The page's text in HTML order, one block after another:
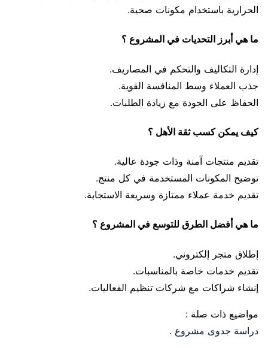
الحرارية باستخدام مكونات صحية.
ما هي أبرز التحديات في المشروع ؟
إدارة التكاليف والتحكم في المصاريف.
جذب العملاء وسط المنافسة القوية.
الحفاظ على الجودة مع زيادة الطلبات.
كيف يمكن كسب ثقة الأهل ؟
تقديم منتجات آمنة وذات جودة عالية.
توضيح المكونات المستخدمة في كل منتج.
تقديم خدمة عملاء ممتازة وسريعة الاستجابة.
ما هي أفضل الطرق للتوسع في المشروع ؟
إطلاق متجر إلكتروني.
تقديم خدمات خاصة بالمناسبات.
إنشاء شراكات مع شركات تنظيم الفعاليات.
مواضيع ذات صلة :
دراسة جدوى مشروع .